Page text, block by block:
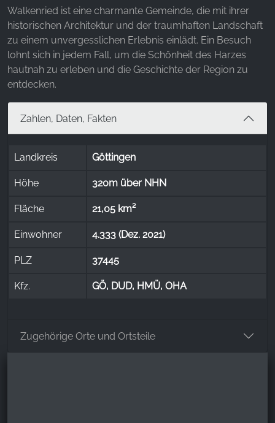
Walkenried ist eine charmante Gemeinde, die mit ihrer
historischen Architektur und der traumhaften Landschaft
zu einem unvergesslichen Erlebnis einlädt. Ein Besuch
lohnt sich in jedem Fall, um die Schönheit des Harzes
hautnah zu erleben und die Geschichte der Region zu
entdecken.
Zahlen, Daten, Fakten
Landkreis Göttingen
Höhe 320m über NHN
Fläche 21,05 km²
Einwohner 4.333 (Dez. 2021)
PLZ 37445
Kfz. GÖ, DUD, HMÜ, OHA
Zugehörige Orte und Ortsteile